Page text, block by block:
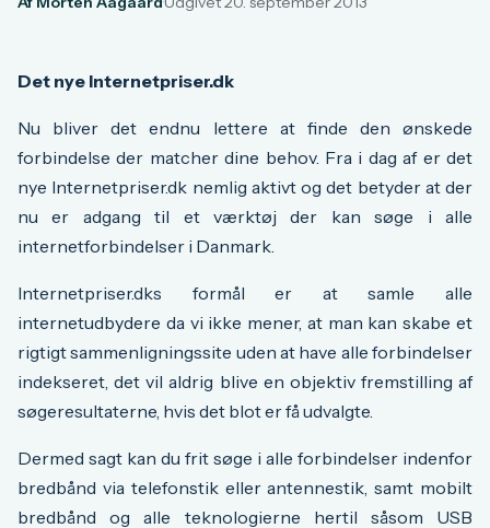
Det nye Internetpriser.dk
Nu bliver det endnu lettere at finde den ønskede
forbindelse der matcher dine behov. Fra i dag af er det
nye Internetpriser.dk nemlig aktivt og det betyder at der
nu er adgang til et værktøj der kan søge i alle
internetforbindelser i Danmark.
Internetpriser.dks formål er at samle alle
internetudbydere da vi ikke mener, at man kan skabe et
rigtigt sammenligningssite uden at have alle forbindelser
indekseret, det vil aldrig blive en objektiv fremstilling af
søgeresultaterne, hvis det blot er få udvalgte.
Dermed sagt kan du frit søge i alle forbindelser indenfor
bredbånd via telefonstik eller antennestik, samt mobilt
bredbånd og alle teknologierne hertil såsom USB